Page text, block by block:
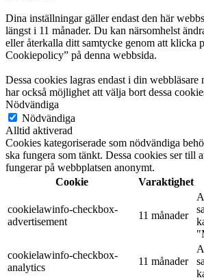
Dina inställningar gäller endast den här
längst i 11 månader. Du kan närsomhelst
eller återkalla ditt samtycke genom att klicka
Cookiepolicy” på denna webbsida.
Dessa cookies lagras endast i din
har också möjlighet att välja bort dessa
Nödvändiga
Nödvändiga
Alltid aktiverad
Cookies kategoriserade som nödvändiga
ska fungera som tänkt. Dessa cookies ser till
fungerar på webbplatsen anonymt.
Cookie
Varaktighet
cookielawinfo-checkbox-
advertisement
11 månader
cookielawinfo-checkbox-
analytics
11 månader